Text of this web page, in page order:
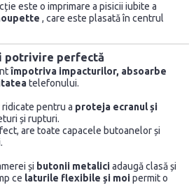
este o imprimare a pisicii iubite a
, care este plasată în centrul
potrivire perfectă
împotriva impacturilor, absoarbe
telefonului.
ridicate pentru a proteja ecranul și
și rupturi.
are toate capacele butoanelor și
și butonii metaliciadaugă clasă și
ce laturile flexibile și moipermit o